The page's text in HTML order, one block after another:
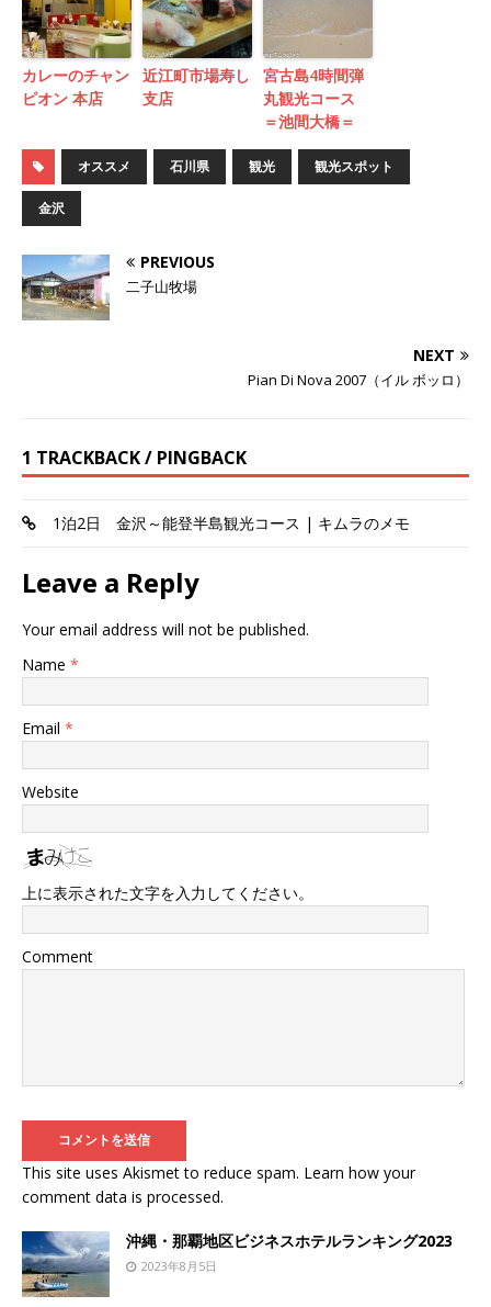
カレーのチャン
ピオン 本店
近江町市場寿し
支店
宮古島4時間弾
丸観光コース
＝池間大橋＝
オススメ 石川県 観光 観光スポット
金沢
PREVIOUS
二子山牧場
NEXT
Pian Di Nova 2007（イル ボッロ）
1 TRACKBACK / PINGBACK
1泊2日 金沢～能登半島観光コース | キムラのメモ
Leave a Reply
Your email address will not be published.
Name *
Email *
Website
上に表示された文字を入力してください。
Comment
This site uses Akismet to reduce spam. Learn how your
comment data is processed.
沖縄・那覇地区ビジネスホテルランキング2023
2023年8月5日